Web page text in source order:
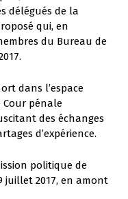
délégués de la
qui, en
du Bureau de
dans l’espace
Cour pénale
des échanges
d’expérience.
politique de
juillet 2017, en amont